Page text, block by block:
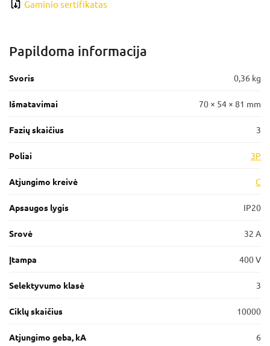
Gaminio sertifikatas
Papildoma informacija
Svoris 0,36 kg
Išmatavimai 70 × 54 × 81 mm
Fazių skaičius 3
Poliai 3P
Atjungimo kreivė C
Apsaugos lygis IP20
Srovė 32 A
Įtampa 400 V
Selektyvumo klasė 3
Ciklų skaičius 10000
Atjungimo geba, kA 6